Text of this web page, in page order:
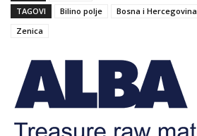
TAGOVI
Bilino polje Bosna i Hercegovina
Zenica